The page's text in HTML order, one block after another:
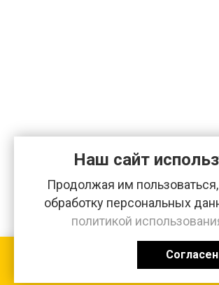
Наш сайт
Продолжая им
обработку персональных
политикой
Согласен